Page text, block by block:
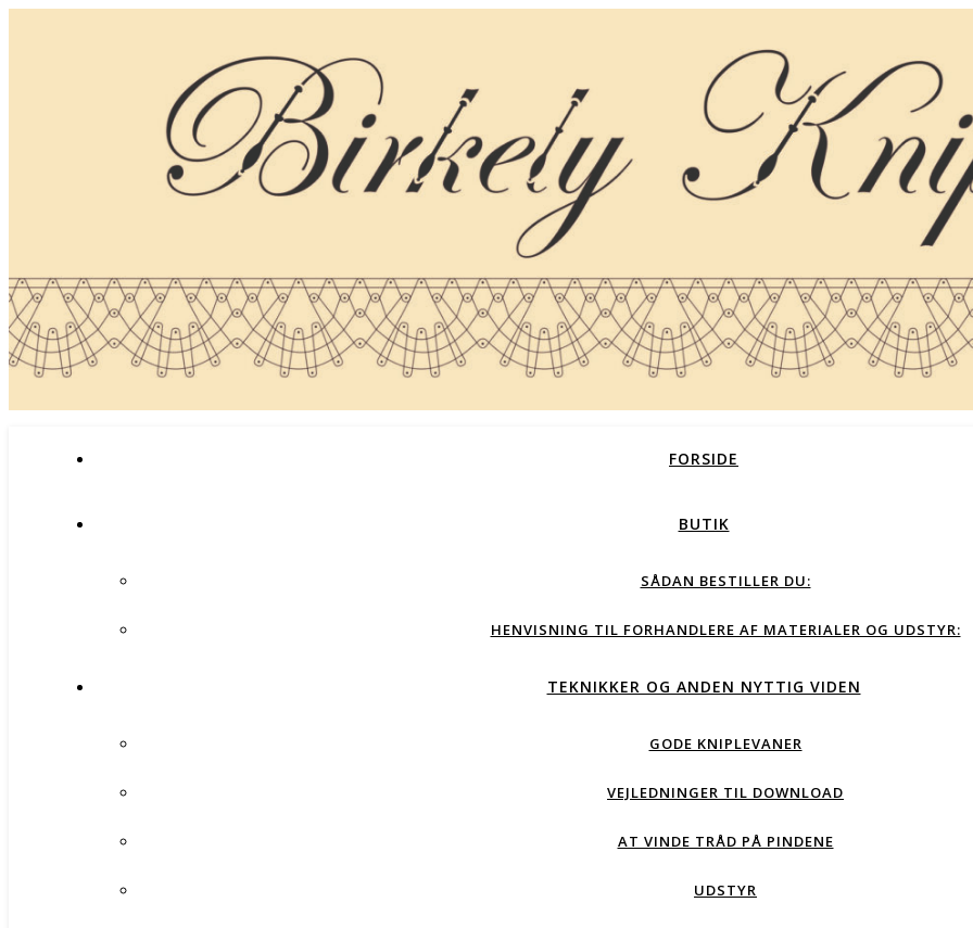
FORSIDE
BUTIK
SÅDAN BESTILLER DU:
HENVISNING TIL FORHANDLERE AF MATERIALER OG UDSTYR:
TEKNIKKER OG ANDEN NYTTIG VIDEN
GODE KNIPLEVANER
VEJLEDNINGER TIL DOWNLOAD
AT VINDE TRÅD PÅ PINDENE
UDSTYR